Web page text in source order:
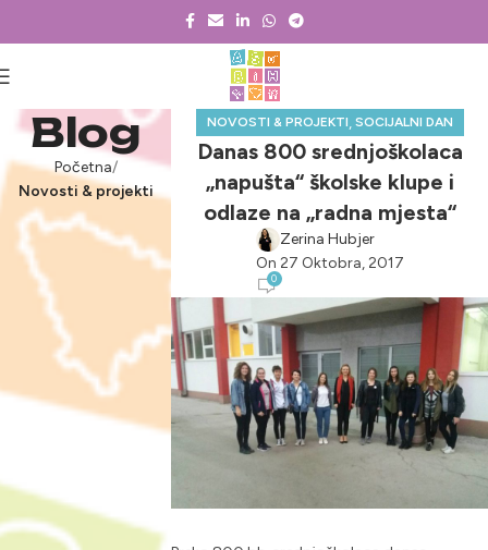
Blog
Početna
Novosti & projekti
NOVOSTI & PROJEKTI, SOCIJALNI DAN
Danas 800 srednjoškolaca
„napušta“ školske klupe i
odlaze na „radna mjesta“
Zerina Hubjer
On 27 Oktobra, 2017
0